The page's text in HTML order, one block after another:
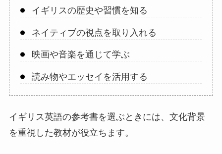
イギリスの歴史や習慣を知る
ネイティブの視点を取り入れる
映画や音楽を通じて学ぶ
読み物やエッセイを活用する
イギリス英語の参考書を選ぶときには、文化背景
を重視した教材が役立ちます。